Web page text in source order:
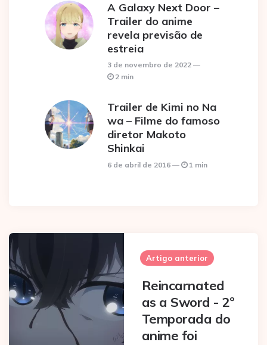
A Galaxy Next Door –
Trailer do anime
revela previsão de
estreia
3 de novembro de 2022
2 min
Trailer de Kimi no Na
wa – Filme do famoso
diretor Makoto
Shinkai
6 de abril de 2016 1 min
Post
navigation
Artigo anterior
Reincarnated
as a Sword - 2º
Temporada do
anime foi